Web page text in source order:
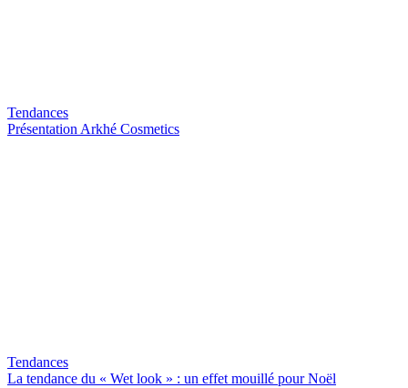
Tendances
Présentation Arkhé Cosmetics
Tendances
La tendance du « Wet look » : un effet mouillé pour Noël